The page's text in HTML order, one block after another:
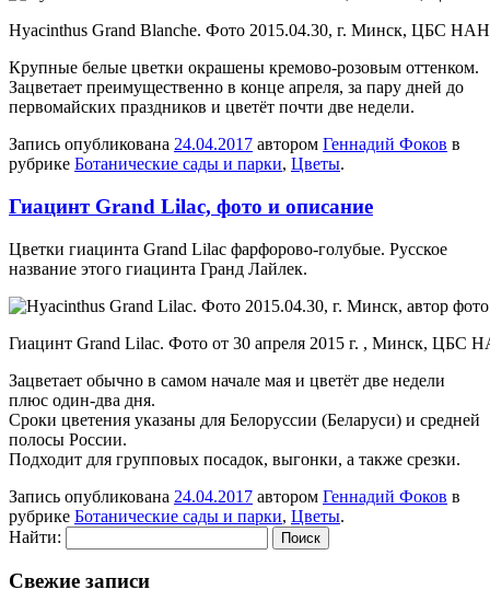
Hyacinthus Grand Blanche. Фото 2015.04.30, г. Минск, ЦБС
Крупные белые цветки окрашены кремово-розовым оттенком.
Зацветает преимущественно в конце апреля, за пару дней до
первомайских праздников и цветёт почти две недели.
Запись опубликована 24.04.2017 автором Геннадий Фоков в
рубрике Ботанические сады и парки, Цветы.
Гиацинт Grand Lilac, фото и описание
Цветки гиацинта Grand Lilac фарфорово-голубые. Русское
название этого гиацинта Гранд Лайлек.
Гиацинт Grand Lilac. Фото от 30 апреля 2015 г. , Минск, ЦБС
Зацветает обычно в самом начале мая и цветёт две недели
плюс один-два дня.
Сроки цветения указаны для Белоруссии (Беларуси) и средней
полосы России.
Подходит для групповых посадок, выгонки, а также срезки.
Запись опубликована 24.04.2017 автором Геннадий Фоков в
рубрике Ботанические сады и парки, Цветы.
Найти:
Свежие записи